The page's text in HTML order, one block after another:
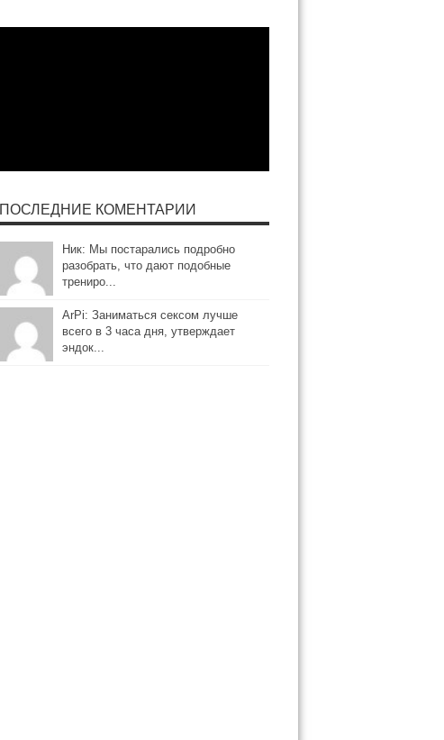
ПОСЛЕДНИЕ КОМЕНТАРИИ
Ник: Мы постарались подробно
разобрать, что дают подобные
трениро...
ArPi: Заниматься сексом лучше
всего в 3 часа дня, утверждает
эндок...